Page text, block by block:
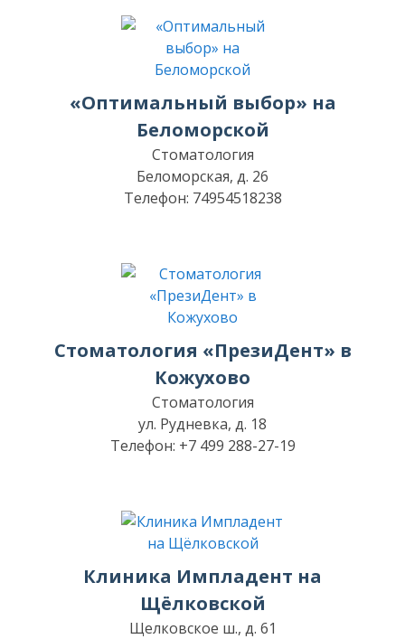
«Оптимальный выбор» на
Беломорской
Стоматология
Беломорская, д. 26
Телефон: 74954518238
Стоматология «ПрезиДент» в
Кожухово
Стоматология
ул. Рудневка, д. 18
Телефон: +7 499 288-27-19
Клиника Импладент на
Щёлковской
Щелковское ш., д. 61